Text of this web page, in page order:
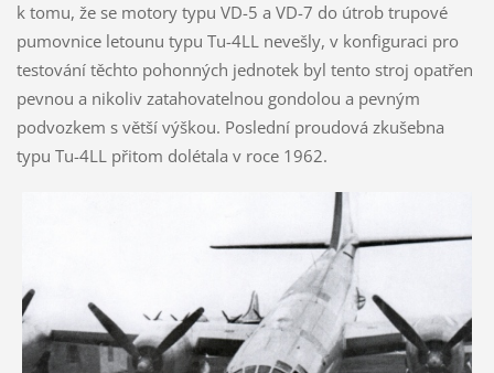
k tomu, že se motory typu VD-5 a VD-7 do útrob trupové
pumovnice letounu typu Tu-4LL nevešly, v konfiguraci pro
testování těchto pohonných jednotek byl tento stroj opatřen
pevnou a nikoliv zatahovatelnou gondolou a pevným
podvozkem s větší výškou. Poslední proudová zkušebna
typu Tu-4LL přitom dolétala v roce 1962.